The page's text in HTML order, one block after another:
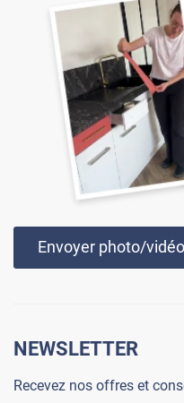
Envoyer photo/vidéo
NEWSLETTER
Recevez nos offres et